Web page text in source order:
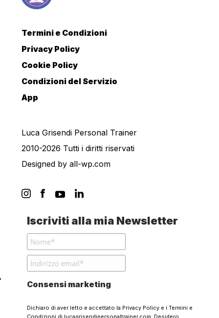
Termini e Condizioni
Privacy Policy
Cookie Policy
Condizioni del Servizio
App
Luca Grisendi Personal Trainer
2010-2026 Tutti i diritti riservati
Designed by all-wp.com
Iscriviti alla mia Newsletter
Consensi marketing
Dichiaro di aver letto e accettato la Privacy Policye i Termini e
Condizioni di lucagrisendipersonaltrainer.com. Desidero